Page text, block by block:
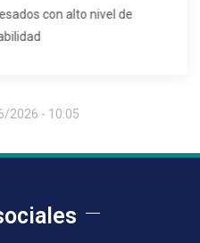
con alto nivel de
2026 - 10:05